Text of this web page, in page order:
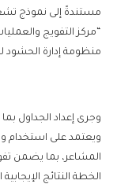
مستندةً إلى نموذج
“مركز التفويج
منظومة إدارة الحشود
وجرى إعداد الجداول
ويعتمد على استخدام
المشاعر، بما يضمن
الخطة النتائج